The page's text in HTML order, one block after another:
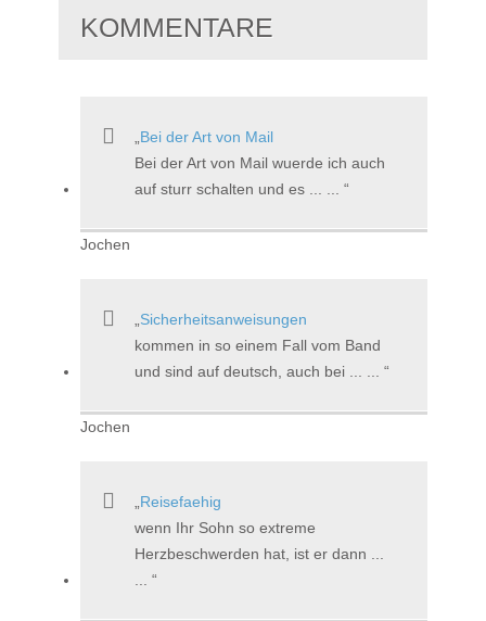
KOMMENTARE
Bei der Art von Mail
Bei der Art von Mail wuerde ich auch
auf sturr schalten und es ... ...
Jochen
Sicherheitsanweisungen
kommen in so einem Fall vom Band
und sind auf deutsch, auch bei ... ...
Jochen
Reisefaehig
wenn Ihr Sohn so extreme
Herzbeschwerden hat, ist er dann ...